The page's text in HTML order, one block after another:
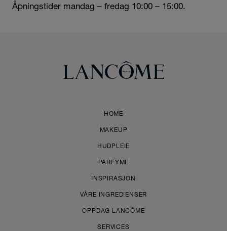
Åpningstider mandag – fredag 10:00 – 15:00.
HOME
MAKEUP
HUDPLEIE
PARFYME
INSPIRASJON
VÅRE INGREDIENSER
OPPDAG LANCÔME
SERVICES